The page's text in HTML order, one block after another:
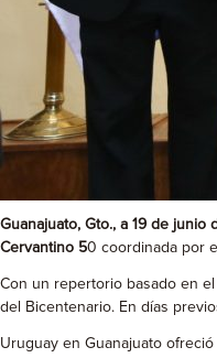
Guanajuato, Gto., a 19 de junio
Cervantino 50 coordinada por
Con un repertorio basado en
del Bicentenario. En días
Uruguay en Guanajuato